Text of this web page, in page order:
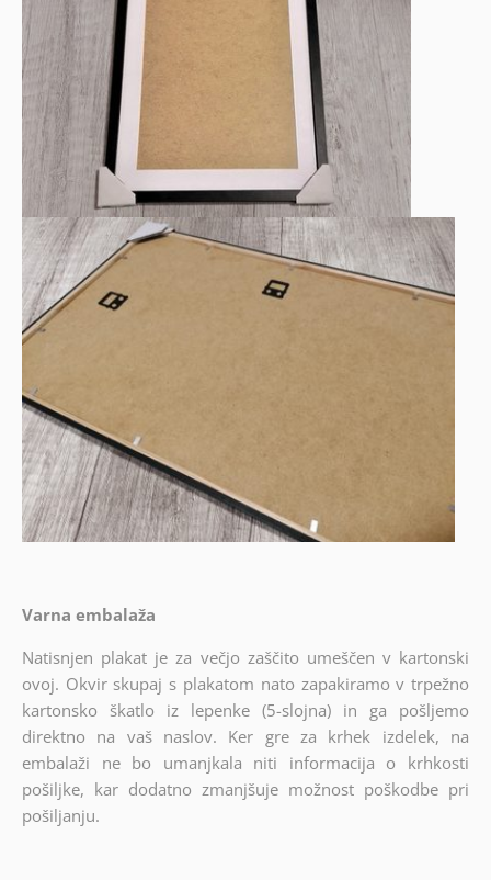
Varna embalaža
Natisnjen plakat je za večjo zaščito umeščen v kartonski
ovoj. Okvir skupaj s plakatom nato zapakiramo v trpežno
kartonsko škatlo iz lepenke (5-slojna) in ga pošljemo
direktno na vaš naslov. Ker gre za krhek izdelek, na
embalaži ne bo umanjkala niti informacija o krhkosti
pošiljke, kar dodatno zmanjšuje možnost poškodbe pri
pošiljanju.